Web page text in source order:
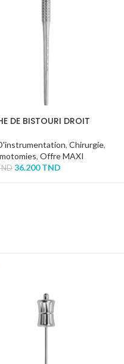
DE BISTOURI DROIT
, Chirurgie,
, Offre MAXI
36.200TND